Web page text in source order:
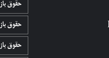
حقوق
حقوق
حقوق